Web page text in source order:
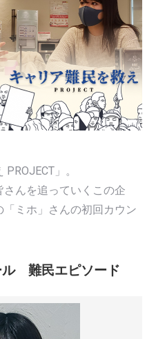
」。
んを追っていくこの企
ミホ」さんの初回カウン
ル 難民エピソード